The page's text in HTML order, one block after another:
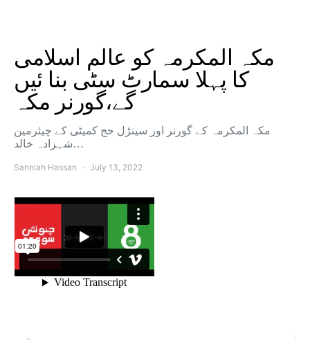
مکہ المکرمہ کو عالم اسلامی
کا پہلا سمارٹ سٹی بنا ئیں
گے،گورنر مکہ
مکہ المکرمہ کے گورنر اور سینڑل حج کمیٹی کے چیئرمین
شہزادہ خالد…
Sanniah Hassan July 13, 2022